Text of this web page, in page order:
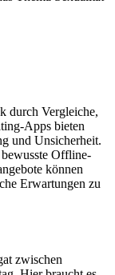
durch Vergleiche,
Apps bieten
und Unsicherheit.
Offline-
können
Erwartungen zu
zwischen